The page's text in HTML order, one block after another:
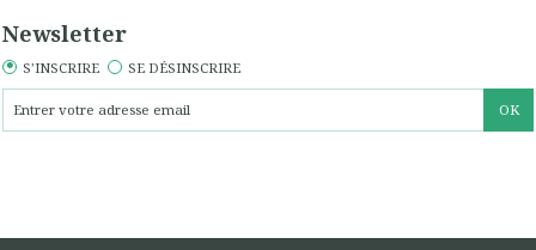
Newsletter
S'INSCRIRE SE DÉSINSCRIRE